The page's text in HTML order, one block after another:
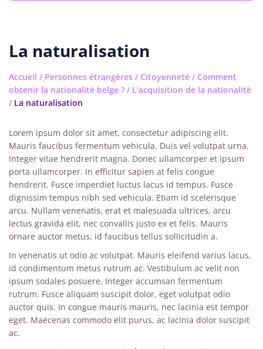
La naturalisation
Accueil / Personnes étrangères / Citoyenneté / Comment
obtenir la nationalité belge ? / L’acquisition de la nationalité
/ La naturalisation
Lorem ipsum dolor sit amet, consectetur adipiscing elit.
Mauris faucibus fermentum vehicula. Duis vel volutpat urna.
Integer vitae hendrerit magna. Donec ullamcorper et ipsum
porta ullamcorper. In efficitur sapien at felis congue
hendrerit. Fusce imperdiet luctus lacus id tempus. Fusce
dignissim tempus nibh sed vehicula. Etiam id scelerisque
arcu. Nullam venenatis, erat et malesuada ultrices, arcu
lectus gravida elit, nec convallis justo ex et felis. Mauris
ornare auctor metus, id faucibus tellus sollicitudin a.
In venenatis ut odio ac volutpat. Mauris eleifend varius lacus,
id condimentum metus rutrum ac. Vestibulum ac velit non
ipsum sodales posuere. Integer accumsan fermentum
rutrum. Fusce aliquam suscipit dolor, eget volutpat odio
auctor quis. In congue mauris mauris, nec lacinia est tempor
eget. Maecenas commodo elit purus, ac lacinia dolor suscipit
ac.